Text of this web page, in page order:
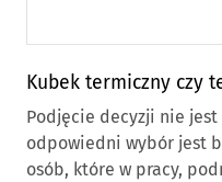
Kubek termiczny czy
Podjęcie decyzji nie
odpowiedni wybór jest
osób, które w pracy,